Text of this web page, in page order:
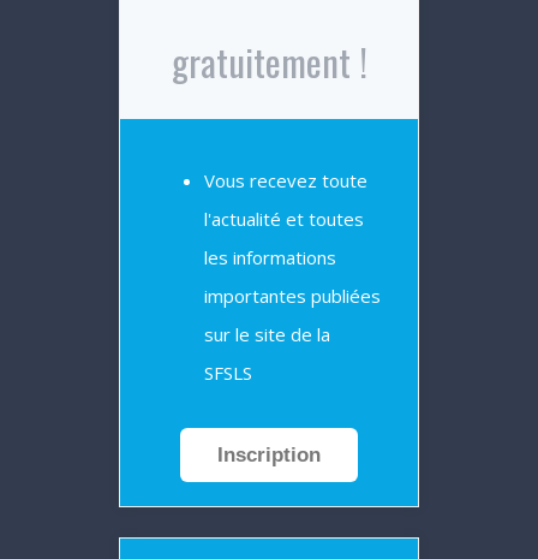
gratuitement !
Vous recevez toute
l'actualité et toutes
les informations
importantes publiées
sur le site de la
SFSLS
Inscription